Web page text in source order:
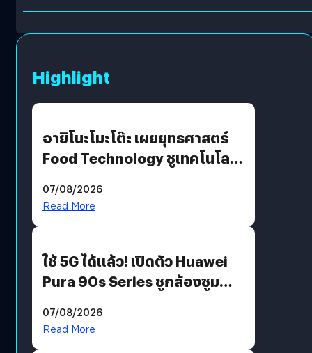
Highlight
อายิโนะโมะโต๊ะ เผยยุทธศาสตร์
Food Technology ชูเทคโนโลยี
บริโภคและ B2B
07/08/2026
Read More
ใช้ 5G ได้แล้ว! เปิดตัว Huawei
Pura 90s Series ชูกล้องซูม
07/08/2026
Read More